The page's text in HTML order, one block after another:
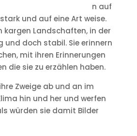
n auf
und auf eine Art weise.
kargen Landschaften, in der
und doch stabil. Sie erinnern
mit ihren Erinnerungen
die sie zu erzählen haben.
Zweige ab und an im
hin und her und werfen
würden sie damit Bilder